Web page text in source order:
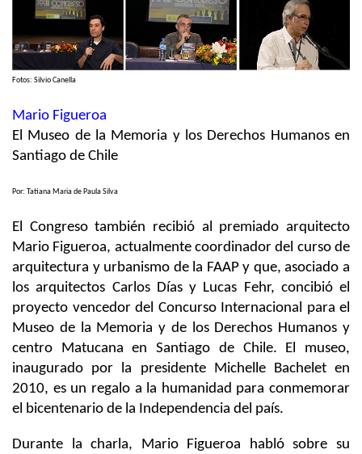
Fotos: Silvio Canella
Mario Figueroa
El Museo de la Memoria y los Derechos Humanos en
Santiago de Chile
Por: Tatiana Maria de Paula Silva
El Congreso también recibió al premiado arquitecto
Mario Figueroa, actualmente coordinador del curso de
arquitectura y urbanismo de la FAAP y que, asociado a
los arquitectos Carlos Días y Lucas Fehr, concibió el
proyecto vencedor del Concurso Internacional para el
Museo de la Memoria y de los Derechos Humanos y
centro Matucana en Santiago de Chile. El museo,
inaugurado por la presidente Michelle Bachelet en
2010, es un regalo a la humanidad para conmemorar
el bicentenario de la Independencia del país.
Durante la charla, Mario Figueroa habló sobre su